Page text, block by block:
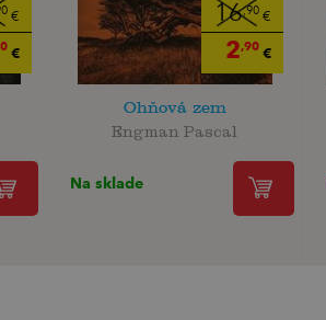
€
€
16,90 €
2,90 €
Ohňová zem
Engman Pascal
Na sklade